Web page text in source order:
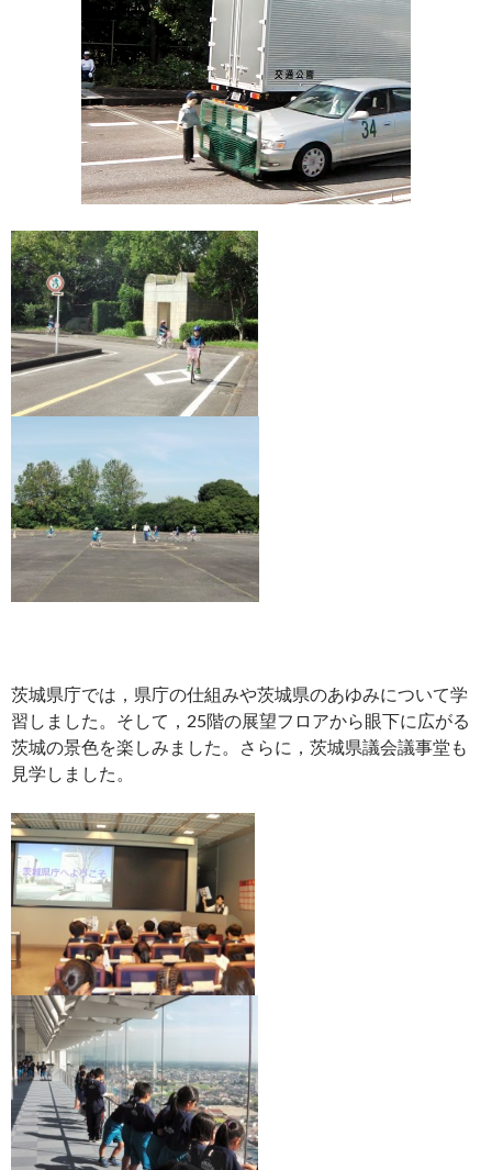
茨城県庁では，県庁の仕組みや茨城県のあゆみについて学
習しました。そして，25階の展望フロアから眼下に広がる
茨城の景色を楽しみました。さらに，茨城県議会議事堂も
見学しました。